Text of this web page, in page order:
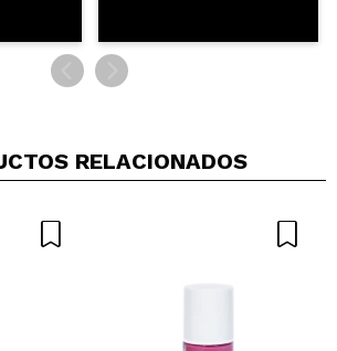
RELACIONADOS